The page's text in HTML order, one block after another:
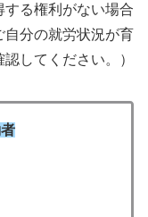
る権利がない場合
自分の就労状況が育
してください。）